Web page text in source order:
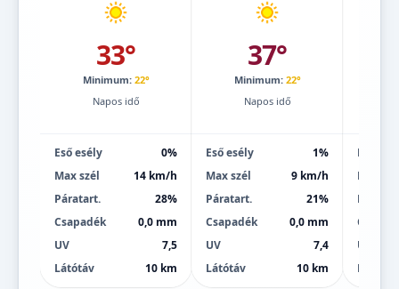
33°
Minimum: 22°
Napos idő
Eső esély
0%
Max szél
14 km/h
Páratart.
28%
Csapadék
0,0 mm
UV
7,5
Látótáv
10 km
37°
Minimum: 22°
Napos idő
Eső esély
1%
Max szél
9 km/h
Páratart.
21%
Csapadék
0,0 mm
UV
7,4
Látótáv
10 km
Eső
Max
UV
Látótáv